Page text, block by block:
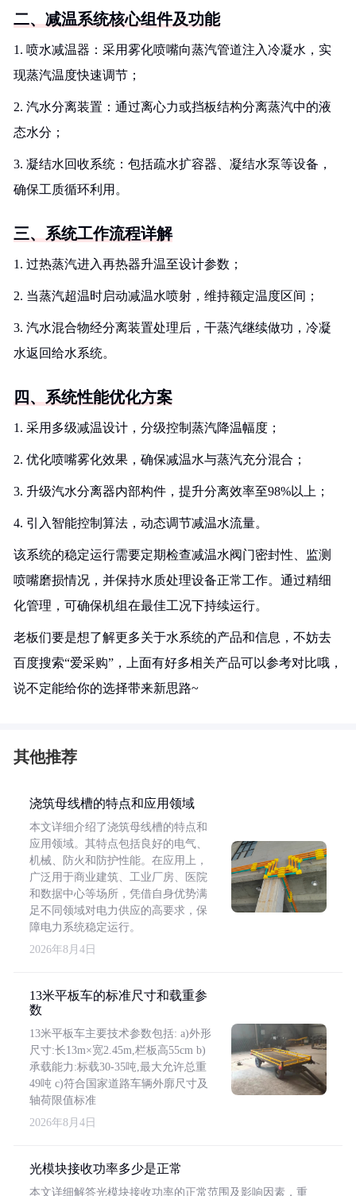
二、减温系统核心组件及功能
1. 喷水减温器：采用雾化喷嘴向蒸汽管道注入冷凝水，实
现蒸汽温度快速调节；
2. 汽水分离装置：通过离心力或挡板结构分离蒸汽中的液
态水分；
3. 凝结水回收系统：包括疏水扩容器、凝结水泵等设备，
确保工质循环利用。
三、系统工作流程详解
1. 过热蒸汽进入再热器升温至设计参数；
2. 当蒸汽超温时启动减温水喷射，维持额定温度区间；
3. 汽水混合物经分离装置处理后，干蒸汽继续做功，冷凝
水返回给水系统。
四、系统性能优化方案
1. 采用多级减温设计，分级控制蒸汽降温幅度；
2. 优化喷嘴雾化效果，确保减温水与蒸汽充分混合；
3. 升级汽水分离器内部构件，提升分离效率至98%以上；
4. 引入智能控制算法，动态调节减温水流量。
该系统的稳定运行需要定期检查减温水阀门密封性、监测
喷嘴磨损情况，并保持水质处理设备正常工作。通过精细
化管理，可确保机组在最佳工况下持续运行。
老板们要是想了解更多关于水系统的产品和信息，不妨去
百度搜索“爱采购”，上面有好多相关产品可以参考对比哦，
说不定能给你的选择带来新思路~
其他推荐
浇筑母线槽的特点和应用领域
本文详细介绍了浇筑母线槽的特点和
应用领域。其特点包括良好的电气、
机械、防火和防护性能。在应用上，
广泛用于商业建筑、工业厂房、医院
和数据中心等场所，凭借自身优势满
足不同领域对电力供应的高要求，保
障电力系统稳定运行。
2026年8月4日
13米平板车的标准尺寸和载重参
数
13米平板车主要技术参数包括: a)外形
尺寸:长13m×宽2.45m,栏板高55cm b)
承载能力:标载30-35吨,最大允许总重
49吨 c)符合国家道路车辆外廓尺寸及
轴荷限值标准
2026年8月4日
光模块接收功率多少是正常
本文详细解答光模块接收功率的正常范围及影响因素，重